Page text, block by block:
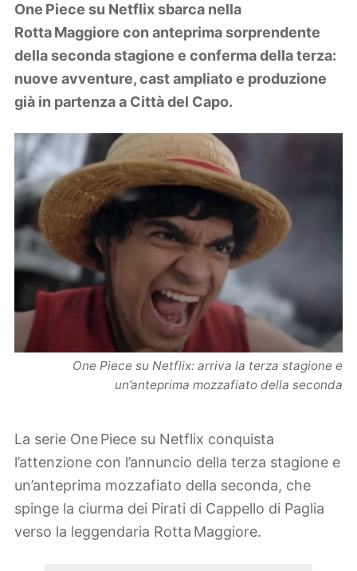
One Piece su Netflix sbarca nella
Rotta Maggiore con anteprima sorprendente
della seconda stagione e conferma della terza:
nuove avventure, cast ampliato e produzione
già in partenza a Città del Capo.
One Piece su Netflix: arriva la terza stagione e
un’anteprima mozzafiato della seconda
La serie One Piece su Netflix conquista
l’attenzione con l’annuncio della terza stagione e
un’anteprima mozzafiato della seconda, che
spinge la ciurma dei Pirati di Cappello di Paglia
verso la leggendaria Rotta Maggiore.